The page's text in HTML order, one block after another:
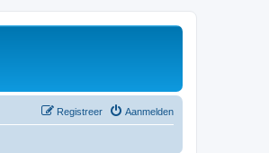
Aanmelden
Registreer